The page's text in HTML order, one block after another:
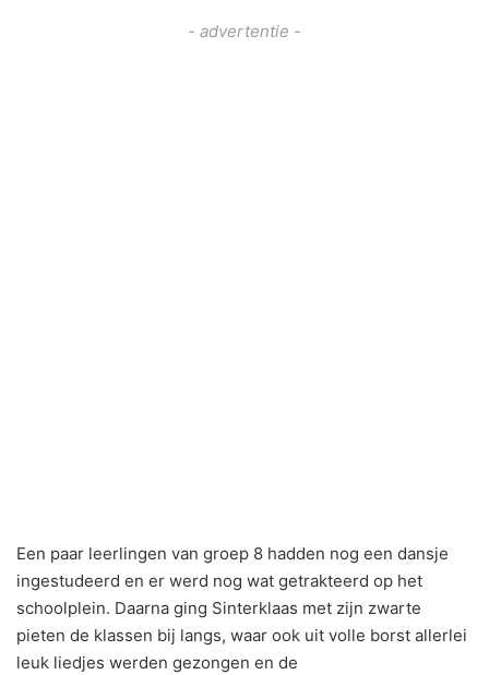
- advertentie -
Een paar leerlingen van groep 8 hadden nog een dansje
ingestudeerd en er werd nog wat getrakteerd op het
schoolplein. Daarna ging Sinterklaas met zijn zwarte
pieten de klassen bij langs, waar ook uit volle borst allerlei
leuk liedjes werden gezongen en de